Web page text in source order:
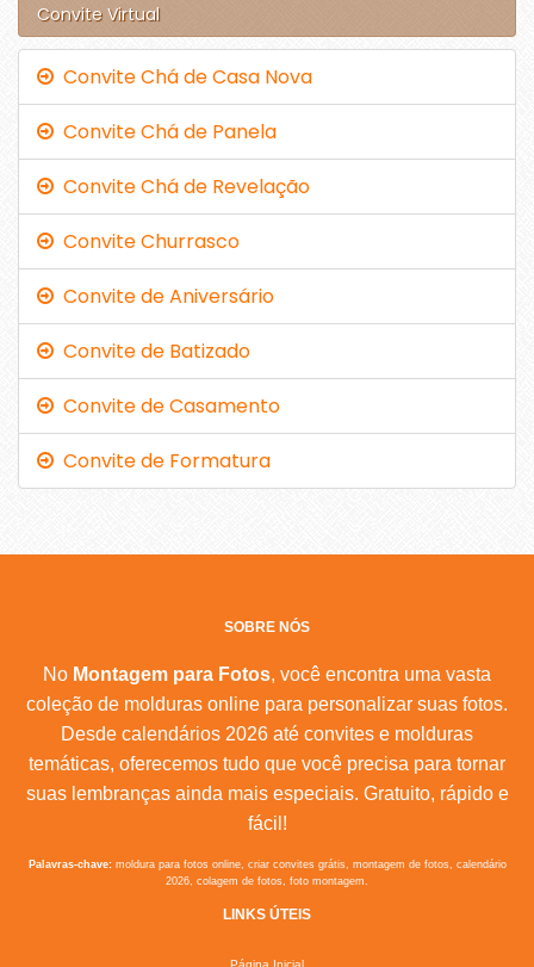
Convite Virtual
Convite Chá de Casa Nova
Convite Chá de Panela
Convite Chá de Revelação
Convite Churrasco
Convite de Aniversário
Convite de Batizado
Convite de Casamento
Convite de Formatura
SOBRE NÓS
No Montagem para Fotos, você encontra uma vasta
coleção de molduras online para personalizar suas fotos.
Desde calendários 2026 até convites e molduras
temáticas, oferecemos tudo que você precisa para tornar
suas lembranças ainda mais especiais. Gratuito, rápido e
fácil!
Palavras-chave:moldura para fotos online, criar convites grátis, montagem de fotos, calendário
2026, colagem de fotos, foto montagem.
LINKS ÚTEIS
Página Inicial